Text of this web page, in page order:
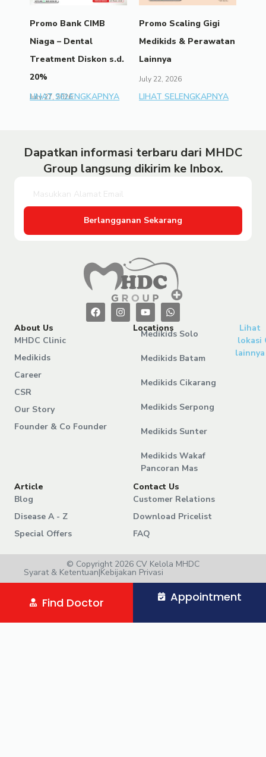
Promo Bank CIMB
Niaga – Dental
Treatment Diskon s.d.
20%
July 27, 2026
LIHAT SELENGKAPNYA
Promo Scaling Gigi
Medikids & Perawatan
Lainnya
July 22, 2026
LIHAT SELENGKAPNYA
Dapatkan informasi terbaru dari MHDC
Group langsung dikirim ke Inbox.
Berlangganan Sekarang
About Us
MHDC Clinic
Medikids
Career
CSR
Our Story
Founder & Co Founder
Locations
Medikids Solo
Medikids Batam
Medikids Cikarang
Medikids Serpong
Medikids Sunter
Medikids Wakaf
Pancoran Mas
Lihat
lokasi
lainnya
Article
Blog
Disease A - Z
Special Offers
Contact Us
Customer Relations
Download Pricelist
FAQ
© Copyright 2026 CV Kelola MHDC
Syarat & Ketentuan|Kebijakan Privasi
Find Doctor Appointment